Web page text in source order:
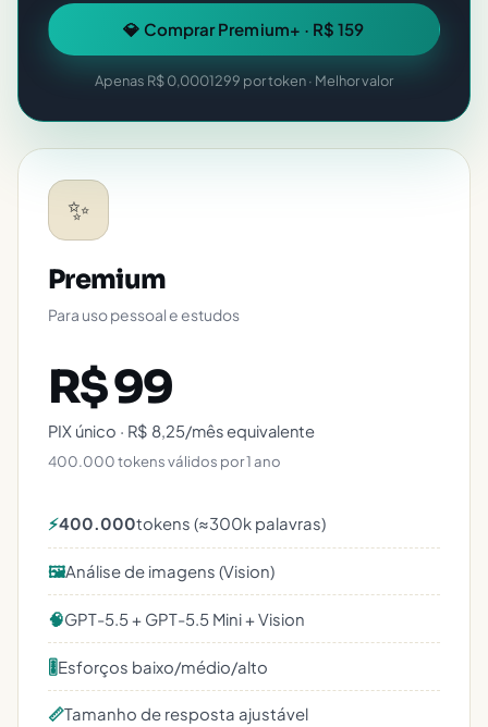
✨
Premium
Para uso pessoal e estudos
R$ 99
PIX único · R$ 8,25/mês equivalente
400.000 tokens válidos por 1 ano
⚡400.000tokens (≈300k palavras)
🖼️Análise de imagens (Vision)
🧠GPT-5.5 + GPT-5.5 Mini + Vision
🎚️Esforços baixo/médio/alto
📏Tamanho de resposta ajustável
💎 Comprar Premium+ · R$ 159
Apenas R$ 0,0001299 por token · Melhor valor